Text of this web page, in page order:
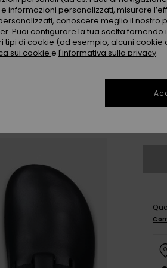
45
informazioni personalizzati, misurare
conoscere meglio il nostro
Puoi configurare la tua scelta fornendo
tipi di cookie (ad esempio, alcuni cookie
sui cookie e l'informativa sulla privacy.